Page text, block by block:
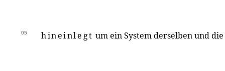
05 hineinlegt um ein System derselben und